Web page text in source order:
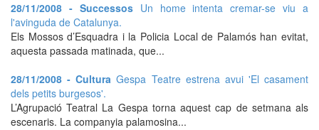
28/11/2008 - Successos Un home intenta cremar-se viu a
l'avinguda de Catalunya.
Els Mossos d’Esquadra i la Policia Local de Palamós han evitat,
aquesta passada matinada, que...
28/11/2008 - CulturaGespa Teatre estrena avui 'El casament
dels petits burgesos'.
L’Agrupació Teatral La Gespa torna aquest cap de setmana als
escenaris. La companyia palamosina...